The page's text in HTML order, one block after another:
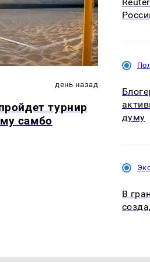
день назад
турнир
самбо
думу
В